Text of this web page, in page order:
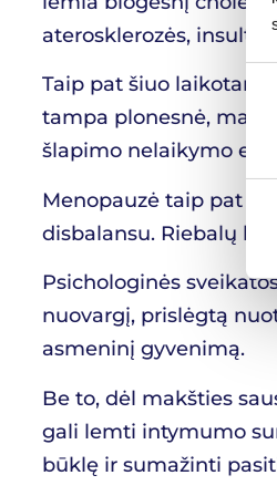
aterosklerozės, insulto
Taip pat šiuo
tampa plonesnė,
šlapimo nelaikymo
Menopauzė taip pat
disbalansu. Riebalų
Psichologinės
nuovargį, prislėgtą
asmeninį gyvenimą.
Be to, dėl makšties
gali lemti intymumo
būklę ir sumažinti